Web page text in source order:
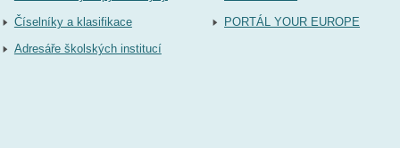
Číselníky a klasifikace
Adresáře školských institucí
PORTÁL YOUR EUROPE